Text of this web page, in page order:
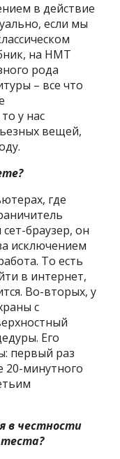
в действие
если мы
на НМТ
рода
– все что
у нас
вещей,
где
браузер, он
исключением
То есть
в интернет,
Во-вторых, у
с
Его
первый раз
20-минутного
в честности